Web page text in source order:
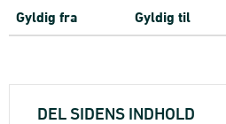
Gyldig fra Gyldig til
DEL SIDENS INDHOLD